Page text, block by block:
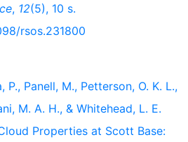
, 12(5), 10 s.
rsos.231800
P., Panell, M., Petterson, O. K. L.,
M. A. H., & Whitehead, L. E.
Properties at Scott Base: